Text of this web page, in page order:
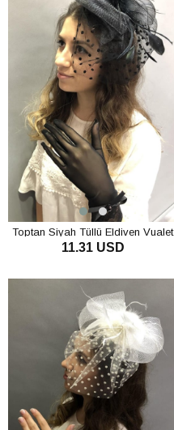
Toptan Siyah Tüllü Eldiven Vualet
Nikah Şapkası
11.31 USD